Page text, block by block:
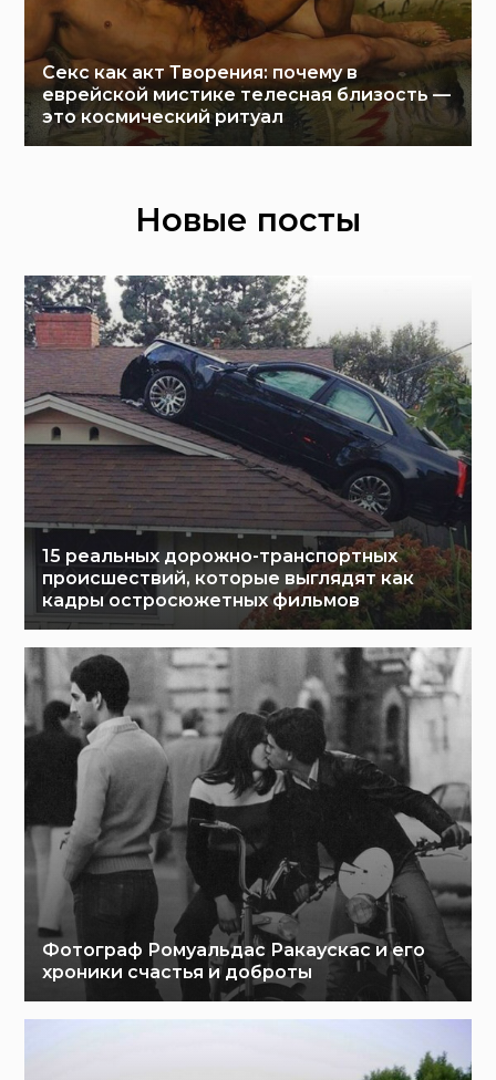
Секс как акт Творения: почему в
еврейской мистике телесная близость —
это космический ритуал
Новые посты
15 реальных дорожно-транспортных
происшествий, которые выглядят как
кадры остросюжетных фильмов
Фотограф Ромуальдас Ракаускас и его
хроники счастья и доброты